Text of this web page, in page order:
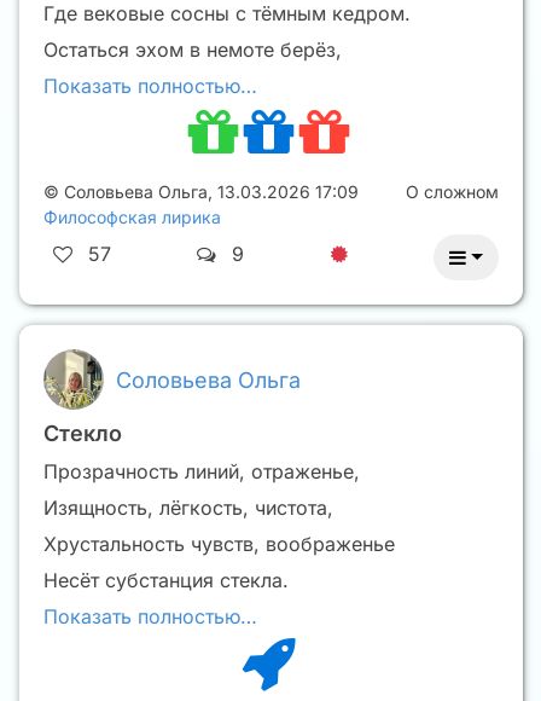
Где вековые сосны с тёмным кедром.
Остаться эхом в немоте берёз,
Показать полностью…
© Соловьева Ольга, 13.03.2026 17:09
Философская лирика
О сложном
57 9
Соловьева Ольга
Стекло
Прозрачность линий, отраженье,
Изящность, лёгкость, чистота,
Хрустальность чувств, воображенье
Несёт субстанция стекла.
Показать полностью…